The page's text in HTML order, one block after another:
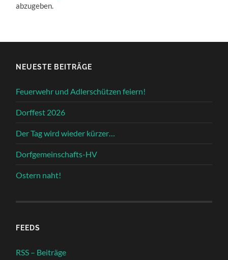
abzugeben.
NEUESTE BEITRÄGE
Feuerwehr und Adlerschützen feiern!
Dorffest 2026
Der Tag wird wieder kürzer…
Dorfgemeinschafts-HV
Ostern naht!
FEEDS
RSS – Beiträge